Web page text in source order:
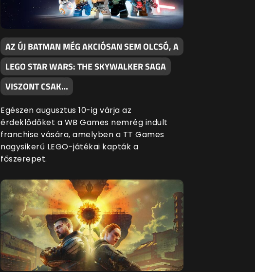
AZ ÚJ BATMAN MÉG AKCIÓSAN SEM OLCSÓ, A
LEGO STAR WARS: THE SKYWALKER SAGA
VISZONT CSAK…
Egészen augusztus 10-ig várja az
érdeklődőket a WB Games nemrég indult
franchise vására, amelyben a TT Games
nagysikerű LEGO-játékai kapták a
főszerepet.